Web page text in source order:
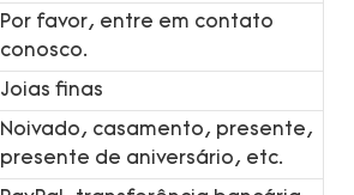
Por favor, entre em contato
conosco.
Joias finas
Noivado, casamento, presente,
presente de aniversário, etc.